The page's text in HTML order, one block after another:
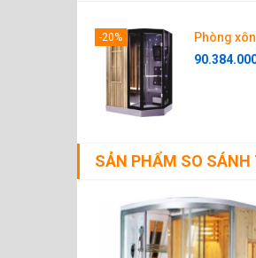
-20%
Phòng
SẢN PHẨM SO SÁNH